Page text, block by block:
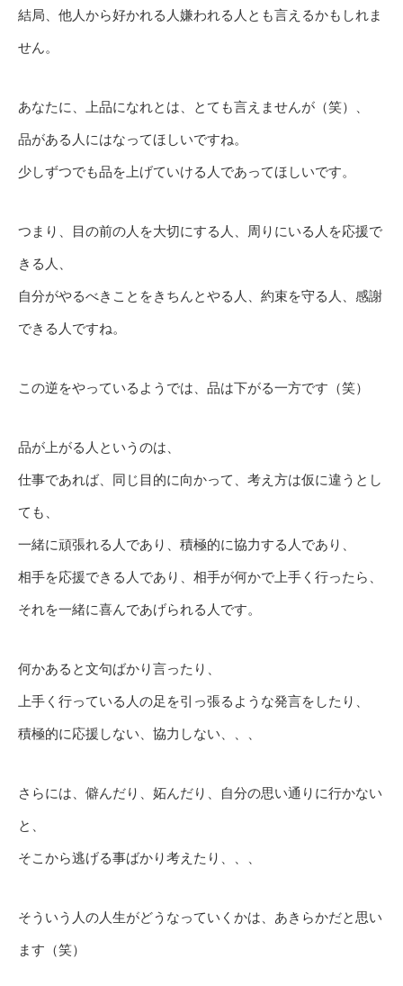
結局、他人から好かれる人嫌われる人とも言えるかもしれま
せん。
あなたに、上品になれとは、とても言えませんが（笑）、
品がある人にはなってほしいですね。
少しずつでも品を上げていける人であってほしいです。
つまり、目の前の人を大切にする人、周りにいる人を応援で
きる人、
自分がやるべきことをきちんとやる人、約束を守る人、感謝
できる人ですね。
この逆をやっているようでは、品は下がる一方です（笑）
品が上がる人というのは、
仕事であれば、同じ目的に向かって、考え方は仮に違うとし
ても、
一緒に頑張れる人であり、積極的に協力する人であり、
相手を応援できる人であり、相手が何かで上手く行ったら、
それを一緒に喜んであげられる人です。
何かあると文句ばかり言ったり、
上手く行っている人の足を引っ張るような発言をしたり、
積極的に応援しない、協力しない、、、
さらには、僻んだり、妬んだり、自分の思い通りに行かない
と、
そこから逃げる事ばかり考えたり、、、
そういう人の人生がどうなっていくかは、あきらかだと思い
ます（笑）